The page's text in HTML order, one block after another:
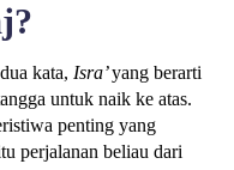
kata, Isra’yang berarti
untuk naik ke atas.
penting yang
perjalanan beliau dari